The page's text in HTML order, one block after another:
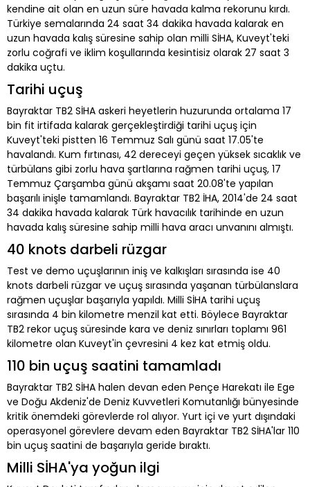
kendine ait olan en uzun süre havada kalma rekorunu kırdı.
Türkiye semalarında 24 saat 34 dakika havada kalarak en
uzun havada kalış süresine sahip olan milli SİHA, Kuveyt'teki
zorlu coğrafi ve iklim koşullarında kesintisiz olarak 27 saat 3
dakika uçtu.
Tarihi uçuş
Bayraktar TB2 SİHA askeri heyetlerin huzurunda ortalama 17
bin fit irtifada kalarak gerçekleştirdiği tarihi uçuş için
Kuveyt'teki pistten 16 Temmuz Salı günü saat 17.05'te
havalandı. Kum fırtınası, 42 dereceyi geçen yüksek sıcaklık ve
türbülans gibi zorlu hava şartlarına rağmen tarihi uçuş, 17
Temmuz Çarşamba günü akşamı saat 20.08'te yapılan
başarılı inişle tamamlandı. Bayraktar TB2 İHA, 2014'de 24 saat
34 dakika havada kalarak Türk havacılık tarihinde en uzun
havada kalış süresine sahip milli hava aracı unvanını almıştı.
40 knots darbeli rüzgar
Test ve demo uçuşlarının iniş ve kalkışları sırasında ise 40
knots darbeli rüzgar ve uçuş sırasında yaşanan türbülanslara
rağmen uçuşlar başarıyla yapıldı. Milli SİHA tarihi uçuş
sırasında 4 bin kilometre menzil kat etti. Böylece Bayraktar
TB2 rekor uçuş süresinde kara ve deniz sınırları toplamı 961
kilometre olan Kuveyt'in çevresini 4 kez kat etmiş oldu.
110 bin uçuş saatini tamamladı
Bayraktar TB2 SİHA halen devan eden Pençe Harekatı ile Ege
ve Doğu Akdeniz'de Deniz Kuvvetleri Komutanlığı bünyesinde
kritik önemdeki görevlerde rol alıyor. Yurt içi ve yurt dışındaki
operasyonel görevlere devam eden Bayraktar TB2 SİHA'lar 110
bin uçuş saatini de başarıyla geride bıraktı.
Milli SİHA'ya yoğun ilgi